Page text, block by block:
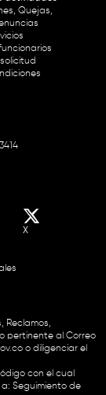
Quejas,
X
Reclamos,
pertinente al Correo
o diligenciar el
con el cual
Seguimiento de